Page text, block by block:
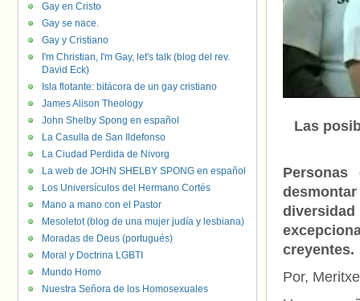
Las
creyentes.
Por,
Gay en Cristo
Gay se nace.
Gay y Cristiano
I'm Christian, I'm Gay, let's talk (blog del rev.
David Eck)
Isla flotante: bitácora de un gay cristiano
James Alison Theology
John Shelby Spong en español
La Casulla de San Ildefonso
La Ciudad Perdida de Nivorg
La web de JOHN SHELBY SPONG en español
Los Universículos del Hermano Cortés
Mano a mano con el Pastor
Mesoletot (blog de una mujer judía y lesbiana)
Moradas de Deus (portugués)
Moral y Doctrina LGBTI
Mundo Homo
Nuestra Señora de los Homosexuales